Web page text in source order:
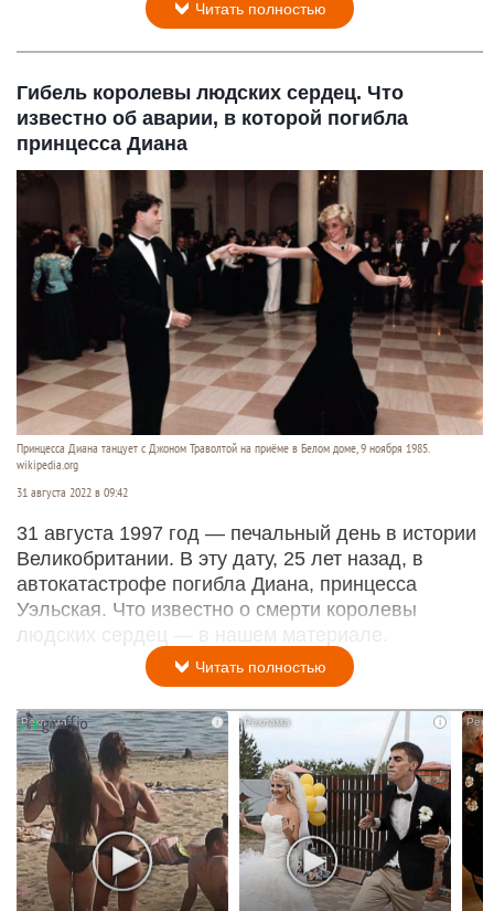
Читать полностью
Гибель королевы людских сердец. Что
известно об аварии, в которой погибла
принцесса Диана
Принцесса Диана танцует с Джоном Траволтой на приёме в Белом доме, 9 ноября 1985.
wikipedia.org
31 августа 2022 в 09:42
31 августа 1997 год — печальный день в истории
Великобритании. В эту дату, 25 лет назад, в
автокатастрофе погибла Диана, принцесса
Уэльская. Что известно о смерти королевы
людских сердец — в нашем материале.
Читать полностью
i i